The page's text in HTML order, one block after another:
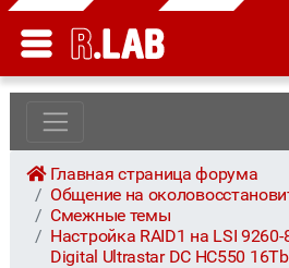
Главная страница форума
Общение на
Смежные темы
Настройка RAID1 на LSI
Digital Ultrastar DC HC550 16Tb